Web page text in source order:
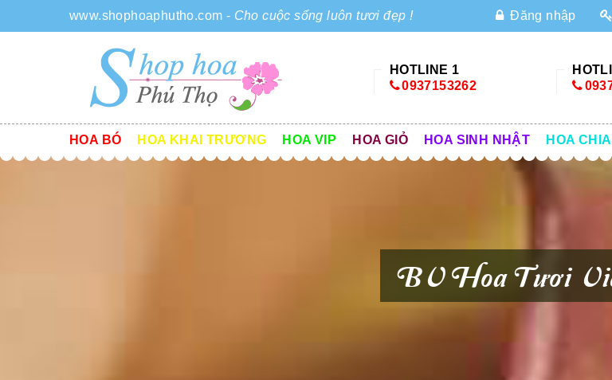
www.shophoaphutho.com - Cho cuộc sống luôn tươi đẹp ! Đăng nhập
HOTLINE 1
0937153262
HOA BÓ HOA KHAI TRƯƠNG HOA VIP HOA GIỎ HOA SINH NHẬT HOA
BV Hoa Tươi